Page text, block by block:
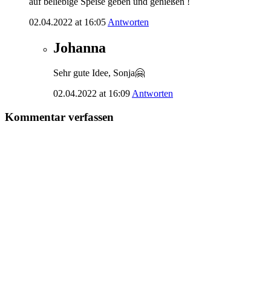
02.04.2022 at 16:05 Antworten
Johanna
Sehr gute Idee, Sonja🤗
02.04.2022 at 16:09Antworten
Kommentar verfassen